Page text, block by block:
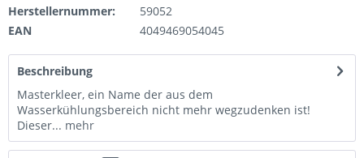
Herstellernummer:
59052
EAN
4049469054045
Beschreibung
Masterkleer, ein Name der aus dem
Wasserkühlungsbereich nicht mehr wegzudenken ist!
Dieser... mehr